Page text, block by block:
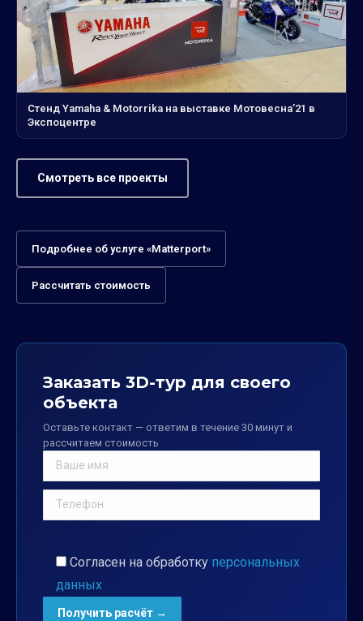
Стенд Yamaha & Motorrika на выставке Мотовесна’21 в
Экспоцентре
Смотреть все проекты
Подробнее об услуге «Matterport»
Рассчитать стоимость
Заказать 3D-тур для своего
объекта
Оставьте контакт — ответим в течение 30 минут и
рассчитаем стоимость
Согласен на обработку персональных
данных